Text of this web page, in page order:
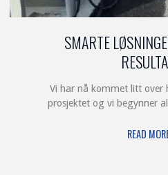
SMARTE
Vi har nå kommet litt over
prosjektet og vi begynner
READ